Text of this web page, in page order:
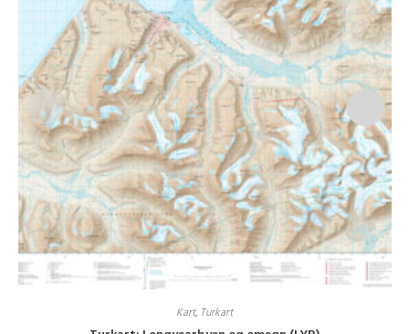
Kart, Turkart